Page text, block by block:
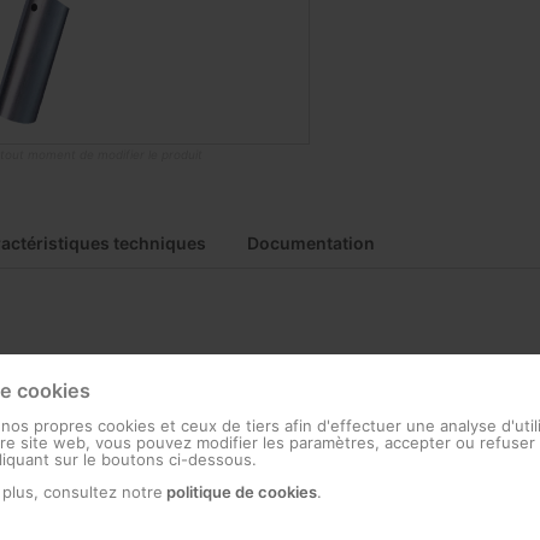
techniques Documentation
cookies
propres cookies et ceux de tiers afin d'effectuer une analyse
site web, vous pouvez modifier les paramètres, accepter ou refuser
sur le boutons ci-dessous.
consultez notre politique de cookies.